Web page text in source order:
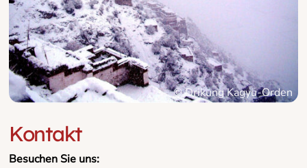
© Drikung Kagyü-Orden
Kontakt
Besuchen Sie uns: